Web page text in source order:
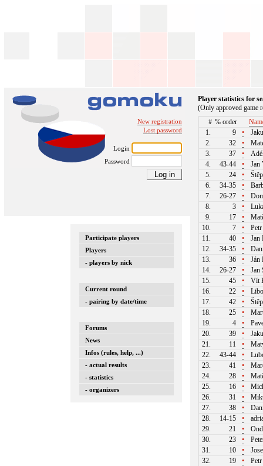
New registration
Lost password
Login
Password
Participate players
Players
- players by nick
Current round
- pairing by date/time
Forums
News
Infos (rules, help, ...)
- actual results
- statistics
- organizers
Player statistics for
(Only approved game
# % order
1.
9 •
2.
32 •
3.
37 •
4.
43-44 •
Jan
5.
24 •
6.
34-35 •
7.
26-27 •
8.
3 •
9.
17 •
10.
7 •
11.
40 •
Jan
12.
34-35 •
13.
36 •
Ján
14.
26-27 •
Jan
15.
45 •
Vít
16.
22 •
17.
42 •
18.
25 •
19.
4 •
20.
39 •
21.
11 •
22.
43-44 •
23.
41 •
24.
28 •
25.
16 •
26.
31 •
27.
38 •
28.
14-15 •
29.
21 •
30.
23 •
31.
10 •
32.
19 •